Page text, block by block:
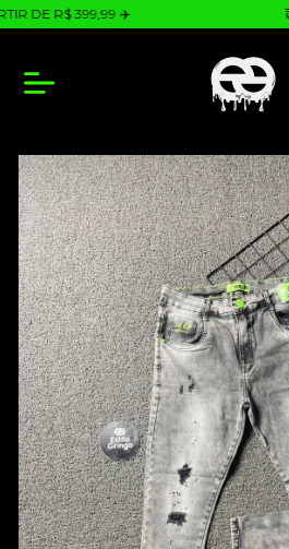
DE R$ 399,99 ✈️